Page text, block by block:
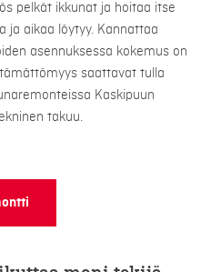
pelkät ikkunat ja hoitaa itse
ja aikaa löytyy. Kannattaa
asennuksessa kokemus on
saattavat tulla
Kaskipuun
takuu.